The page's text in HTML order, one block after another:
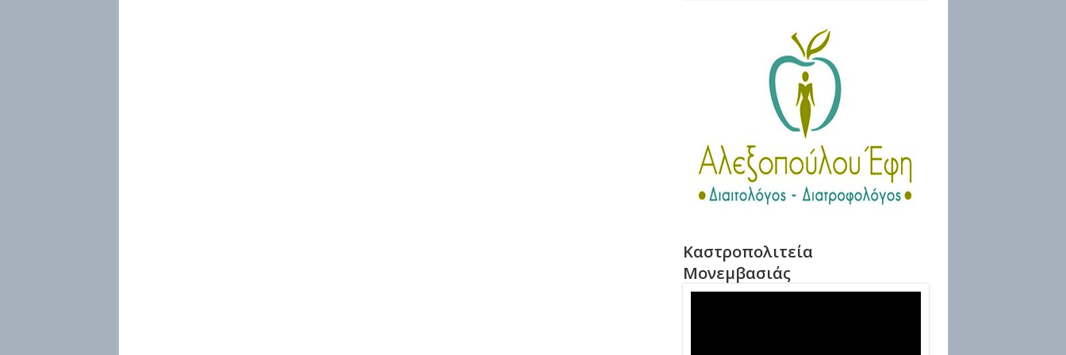
Καστροπολιτεία
Μονεμβασιάς